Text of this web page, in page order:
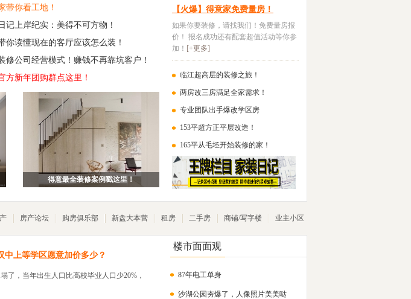
带你看工地！
记上岸纪实：美得不可方物！
你读懂现在的客厅应该怎么装！
修公司经营模式！赚钱不再靠坑客户！
方新年团购群点这里！
得意最全装修案例戳这里！
【火爆】得意家免费量房！
如果你要装修，请找我们！免费量房报
价！ 报名成功还有配套超值活动等你参
加！ [+更多]
临江超高层的装修之旅！
两房改三房满足全家需求！
专业团队出手爆改学区房
153平超方正平层改造！
165平从毛坯开始装修的家！
房产论坛 购房俱乐部 新盘大本营 租房 二手房 商铺/写字楼 业主小区
中上等学区愿意加价多少？
了，当年出生人口比高校毕业人口少20%，
楼市面面观
87年电工单身
沙湖公园夯爆了，人像照片美美哒